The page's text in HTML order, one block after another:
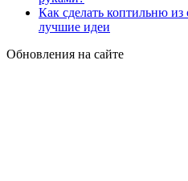
Как сделать коптильню из
лучшие идеи
Обновления на сайте